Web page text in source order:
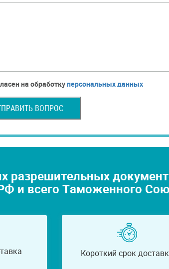
на обработкуперсональных данных
ВОПРОС
и всего Таможенного
Короткий срок